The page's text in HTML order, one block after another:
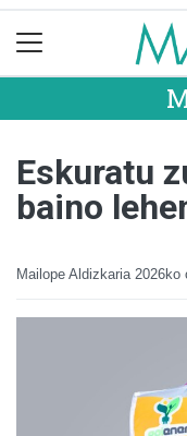
Eskuratu
baino
Mailope Aldizkaria 2026ko